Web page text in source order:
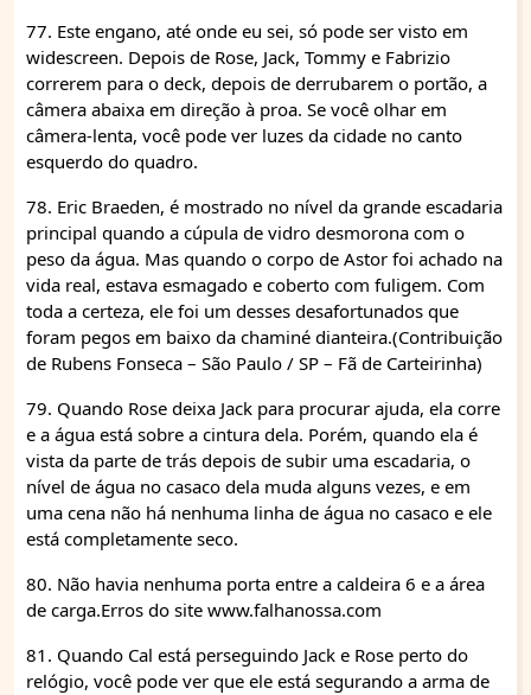
77. Este engano, até onde eu sei, só pode ser visto em
widescreen. Depois de Rose, Jack, Tommy e Fabrizio
correrem para o deck, depois de derrubarem o portão, a
câmera abaixa em direção à proa. Se você olhar em
câmera-lenta, você pode ver luzes da cidade no canto
esquerdo do quadro.
78. Eric Braeden, é mostrado no nível da grande escadaria
principal quando a cúpula de vidro desmorona com o
peso da água. Mas quando o corpo de Astor foi achado na
vida real, estava esmagado e coberto com fuligem. Com
toda a certeza, ele foi um desses desafortunados que
foram pegos em baixo da chaminé dianteira.(Contribuição
de Rubens Fonseca – São Paulo / SP – Fã de Carteirinha)
79. Quando Rose deixa Jack para procurar ajuda, ela corre
e a água está sobre a cintura dela. Porém, quando ela é
vista da parte de trás depois de subir uma escadaria, o
nível de água no casaco dela muda alguns vezes, e em
uma cena não há nenhuma linha de água no casaco e ele
está completamente seco.
80. Não havia nenhuma porta entre a caldeira 6 e a área
de carga.Erros do site www.falhanossa.com
81. Quando Cal está perseguindo Jack e Rose perto do
relógio, você pode ver que ele está segurando a arma de